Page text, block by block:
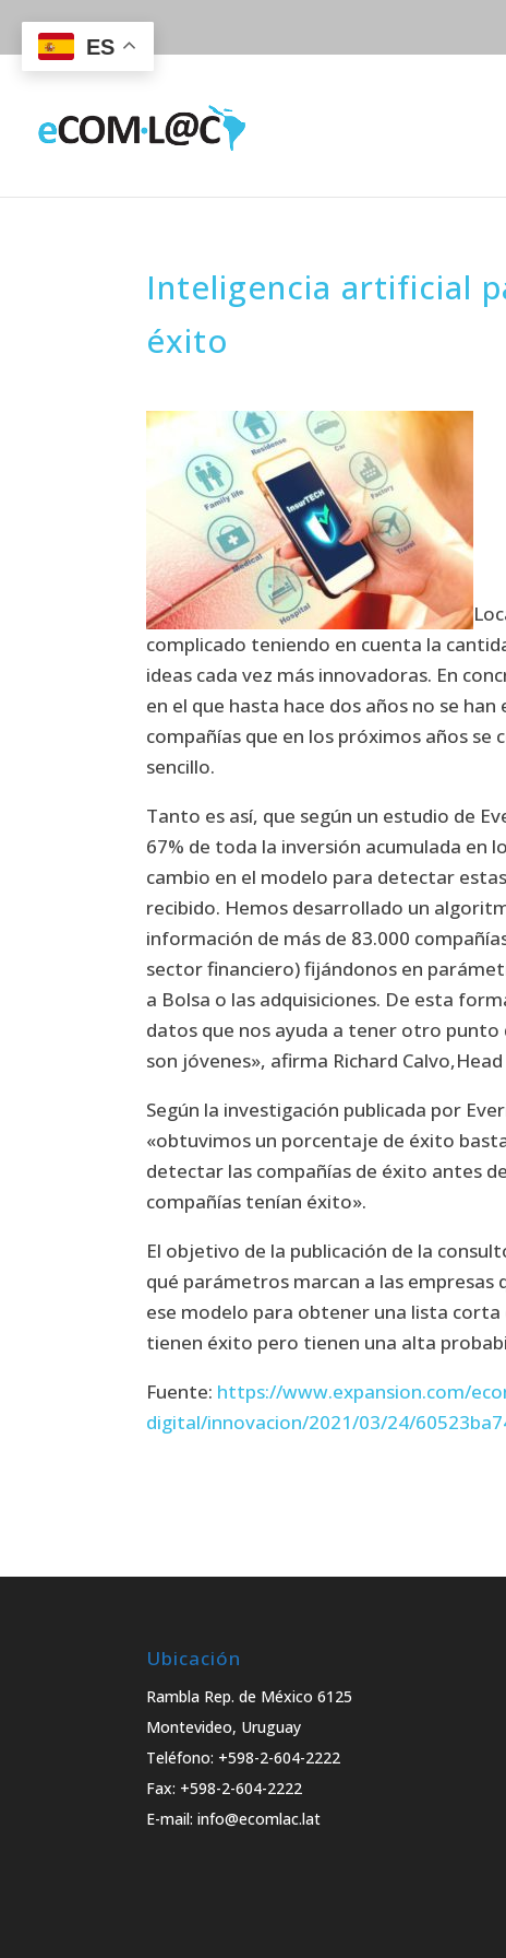
Inteligencia artificial
éxito
complicado teniendo en cuenta la
ideas cada vez más innovadoras. En
en el que hasta hace dos años no se
compañías que en los próximos años
sencillo.
Tanto es así, que según un estudio de
67% de toda la inversión acumulada en
cambio en el modelo para detectar
recibido. Hemos desarrollado un
información de más de 83.000
sector financiero) fijándonos en
a Bolsa o las adquisiciones. De esta
datos que nos ayuda a tener otro
son jóvenes», afirma Richard
Según la investigación publicada por
«obtuvimos un porcentaje de éxito
detectar las compañías de éxito antes
compañías tenían éxito».
El objetivo de la publicación de la
qué parámetros marcan a las
ese modelo para obtener una lista
tienen éxito pero tienen una alta
Fuente: https://www.expansion.com/
digital/innovacion/2021/03/24/
Ubicación
Rambla Rep. de México 6125
Montevideo, Uruguay
Teléfono: +598-2-604-2222
Fax: +598-2-604-2222
E-mail: info@ecomlac.lat
ES